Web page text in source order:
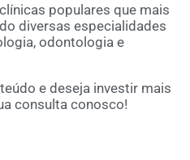
populares que mais
diversas especialidades
odontologia e
e deseja investir mais
consulta conosco!